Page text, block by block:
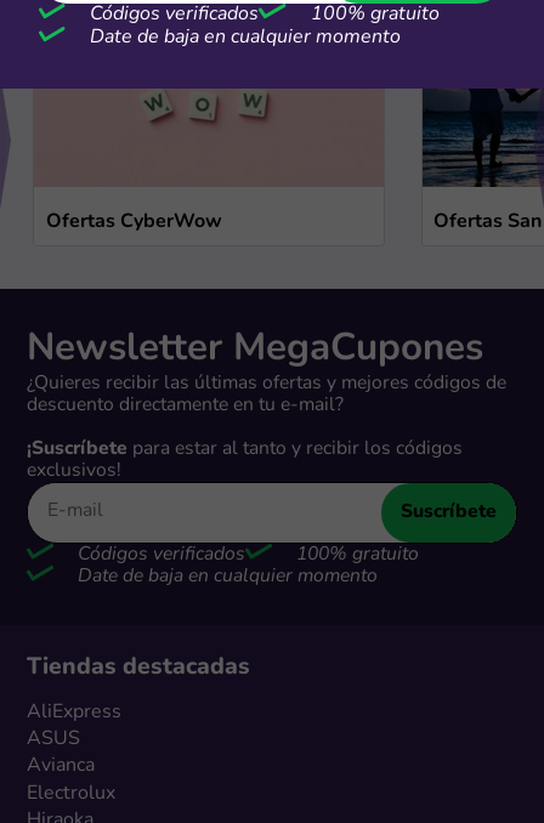
Ofertas CyberWow Ofertas
Newsletter MegaCupones
¿Quieres recibir las últimas ofertas y mejores códigos de
descuento directamente en tu e-mail?
¡Suscríbete para estar al tanto y recibir los códigos
exclusivos!
Suscríbete
Códigos verificados
100% gratuito
Date de baja en cualquier momento
Tiendas destacadas
AliExpress
ASUS
Avianca
Electrolux
Códigos verificados
100% gratuito
Date de baja en cualquier momento